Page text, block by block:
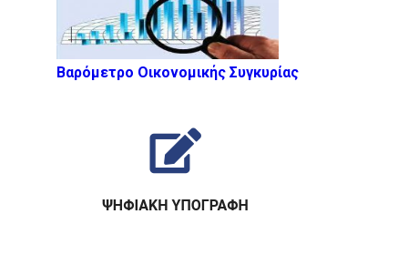
Βαρόμετρο Οικονομικής Συγκυρίας